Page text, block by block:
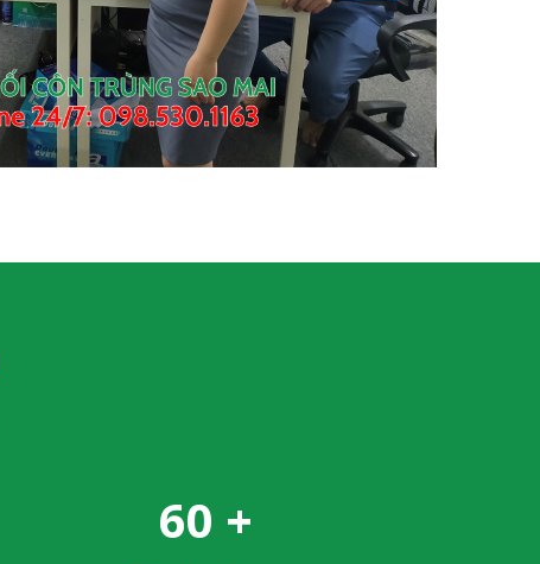
60 +
Thuốc Chống Mối Công Trình
PMS 100
Liên hệ